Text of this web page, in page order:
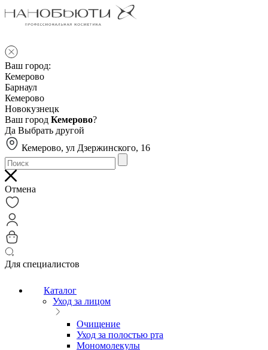
Ваш город:
Кемерово
Барнаул
Кемерово
Новокузнецк
Ваш город Кемерово?
Да Выбрать другой
Кемерово, ул Дзержинского, 16
Отмена
Для специалистов
Каталог
Уход за лицом
Очищение
Уход за полостью рта
Мономолекулы